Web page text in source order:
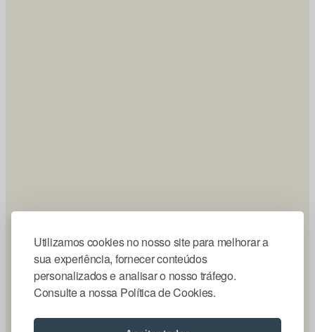
Utilizamos cookies no nosso site para melhorar a
sua experiência, fornecer conteúdos
personalizados e analisar o nosso tráfego.
Consulte a nossa Política de Cookies.